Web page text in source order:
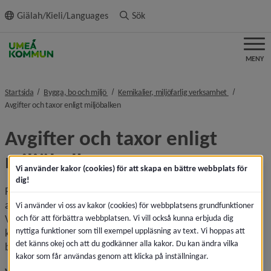
innehållet
Giälah/Kieli/Languages Sök
MENY
Startsida Bygga, bo och miljö nivå i brödsmulenavigeringen
Kemikalier, miljöfarlig verksamhet
nivå i
Avgifter och taxor enligt miljöbalkennivå i brödsmulenavigeringen
Avgifter och taxor enligt
miljöbalken
Prövning och tillsyn enligt miljöbalken finansieras med
avgifter som betalas av den som driver verksamheten.
Varje kommun beslutar hur taxan ska utformas. I Umeå
kommuns taxa bestäms avgifterna utifrån vilka risker
branschen medför för miljön och människors hälsa.
Vi använder kakor (cookies) för att skapa en bättre webbplats för
dig!
Vi använder vi oss av kakor (cookies) för webbplatsens grundfunktioner
och för att förbättra webbplatsen. Vi vill också kunna erbjuda dig
nyttiga funktioner som till exempel uppläsning av text. Vi hoppas att
det känns okej och att du godkänner alla kakor. Du kan ändra vilka
kakor som får användas genom att klicka på inställningar.